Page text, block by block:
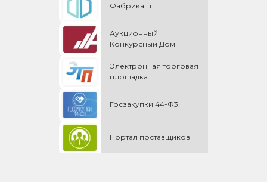
Фабрикант
Аукционный
Конкурсный Дом
Электронная торговая
площадка
Госзакупки 44-Ф3
Портал поставщиков